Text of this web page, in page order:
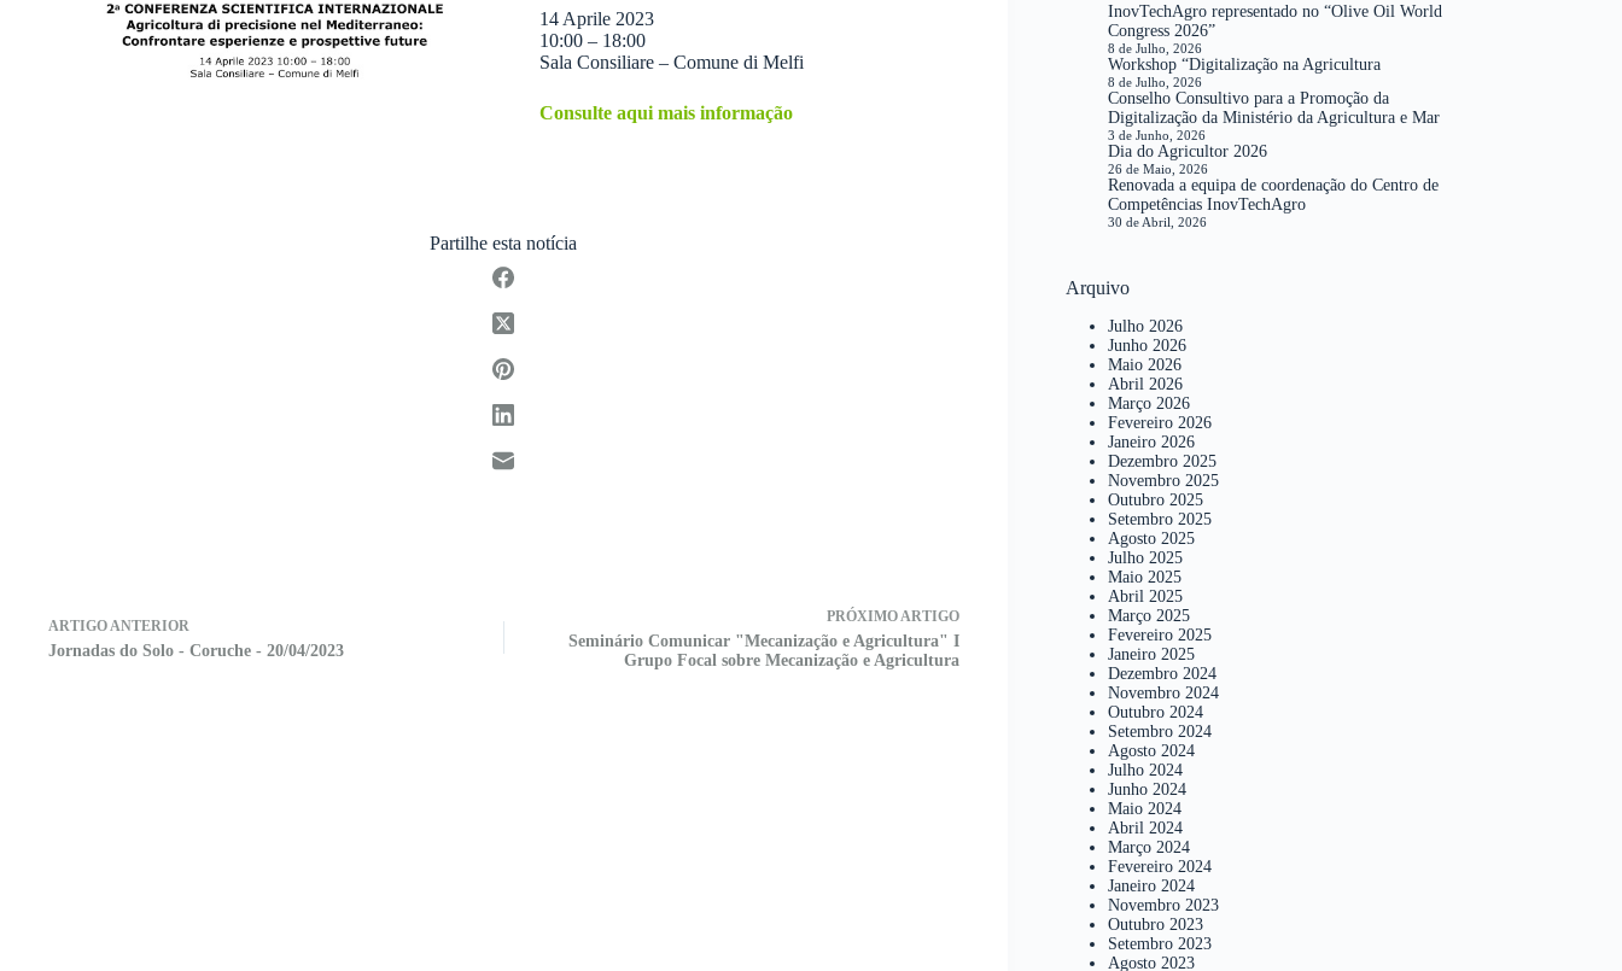
14 Aprile 2023
10:00 – 18:00
Sala Consiliare – Comune di Melfi
Consulte aqui mais informação
Partilhe esta notícia
ARTIGOANTERIOR
Jornadas do Solo - Coruche - 20/04/2023
PRÓXIMOARTIGO
Seminário Comunicar "Mecanização e Agricultura" I
Grupo Focal sobre Mecanização e Agricultura
InovTechAgro representado no “Olive Oil World
Congress 2026”
8 de Julho, 2026
Workshop “Digitalização na Agricultura
8 de Julho, 2026
Conselho Consultivo para a Promoção da
Digitalização da Ministério da Agricultura e Mar
3 de Junho, 2026
Dia do Agricultor 2026
26 de Maio, 2026
Renovada a equipa de coordenação do Centro de
Competências InovTechAgro
30 de Abril, 2026
Arquivo
Julho 2026
Junho 2026
Maio 2026
Abril 2026
Março 2026
Fevereiro 2026
Janeiro 2026
Dezembro 2025
Novembro 2025
Outubro 2025
Setembro 2025
Agosto 2025
Julho 2025
Maio 2025
Abril 2025
Março 2025
Fevereiro 2025
Janeiro 2025
Dezembro 2024
Novembro 2024
Outubro 2024
Setembro 2024
Agosto 2024
Julho 2024
Junho 2024
Maio 2024
Abril 2024
Março 2024
Fevereiro 2024
Janeiro 2024
Novembro 2023
Outubro 2023
Setembro 2023
Agosto 2023